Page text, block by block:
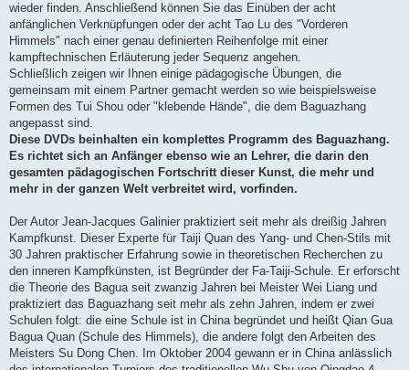
wieder finden. Anschließend können Sie das Einüben der acht
anfänglichen Verknüpfungen oder der acht Tao Lu des "Vorderen
Himmels" nach einer genau definierten Reihenfolge mit einer
kampftechnischen Erläuterung jeder Sequenz angehen.
Schließlich zeigen wir Ihnen einige pädagogische Übungen, die
gemeinsam mit einem Partner gemacht werden so wie beispielsweise
Formen des Tui Shou oder "klebende Hände", die dem Baguazhang
angepasst sind.
Diese DVDs beinhalten ein komplettes Programm des Baguazhang.
Es richtet sich an Anfänger ebenso wie an Lehrer, die darin den
gesamten pädagogischen Fortschritt dieser Kunst, die mehr und
mehr in der ganzen Welt verbreitet wird, vorfinden.
Der Autor Jean-Jacques Galinier praktiziert seit mehr als dreißig Jahren
Kampfkunst. Dieser Experte für Taiji Quan des Yang- und Chen-Stils mit
30 Jahren praktischer Erfahrung sowie in theoretischen Recherchen zu
den inneren Kampfkünsten, ist Begründer der Fa-Taiji-Schule. Er erforscht
die Theorie des Bagua seit zwanzig Jahren bei Meister Wei Liang und
praktiziert das Baguazhang seit mehr als zehn Jahren, indem er zwei
Schulen folgt: die eine Schule ist in China begründet und heißt Qian Gua
Bagua Quan (Schule des Himmels), die andere folgt den Arbeiten des
Meisters Su Dong Chen. Im Oktober 2004 gewann er in China anlässlich